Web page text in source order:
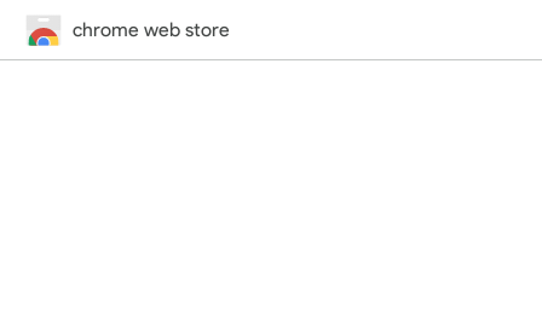
chrome web store